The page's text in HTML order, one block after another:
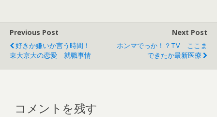
ウ
開
き
ま
)
Previous Post
好きか嫌いか言う時間！
東大京大の恋愛 就職事情
Next Post
ホンマでっか！？TV ここま
できたか最新医療
コメントを残す